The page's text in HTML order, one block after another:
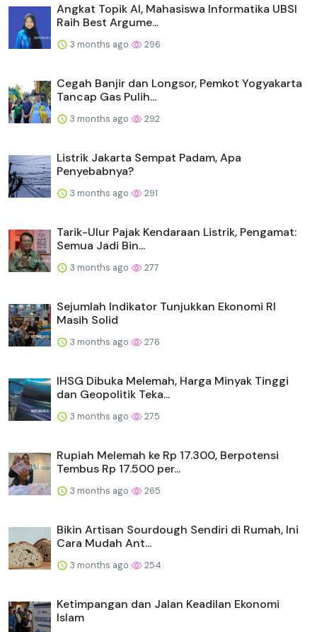
Angkat Topik AI, Mahasiswa Informatika UBSI
Raih Best Argume...
3 months ago 296
Cegah Banjir dan Longsor, Pemkot Yogyakarta
Tancap Gas Pulih...
3 months ago 292
Listrik Jakarta Sempat Padam, Apa
Penyebabnya?
3 months ago 291
Tarik-Ulur Pajak Kendaraan Listrik, Pengamat:
Semua Jadi Bin...
3 months ago 277
Sejumlah Indikator Tunjukkan Ekonomi RI
Masih Solid
3 months ago 276
IHSG Dibuka Melemah, Harga Minyak Tinggi
dan Geopolitik Teka...
3 months ago 275
Rupiah Melemah ke Rp 17.300, Berpotensi
Tembus Rp 17.500 per...
3 months ago 265
Bikin Artisan Sourdough Sendiri di Rumah, Ini
Cara Mudah Ant...
3 months ago 254
Ketimpangan dan Jalan Keadilan Ekonomi
Islam